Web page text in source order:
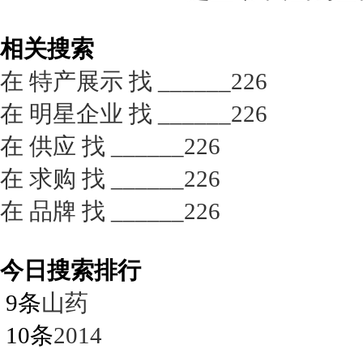
相关搜索
在 特产展示 找 ______226
在 明星企业 找 ______226
在 供应 找 ______226
在 求购 找 ______226
在 品牌 找 ______226
今日搜索排行
9条山药
10条2014